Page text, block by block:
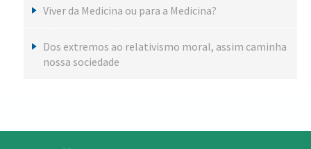
Viver da Medicina ou para a Medicina?
Dos extremos ao relativismo moral, assim caminha
nossa sociedade